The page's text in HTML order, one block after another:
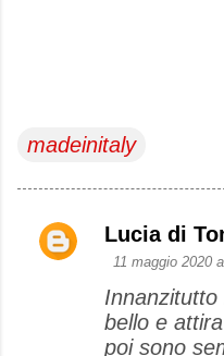
madeinitaly
C
Lucia di
11 maggio 2020
bello e
poi sono